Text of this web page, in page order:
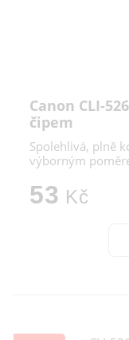
Canon CLI-
čipem
Spolehlivá, plně
výborným
53 Kč